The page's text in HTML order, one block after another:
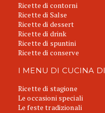
Ricette di contorni
Ricette di Salse
Ricette di dessert
Ricette di drink
Ricette di spuntini
Ricette di conserve
I MENU DI CUCINA
Ricette di stagione
Le occasioni speciali
Le feste tradizionali